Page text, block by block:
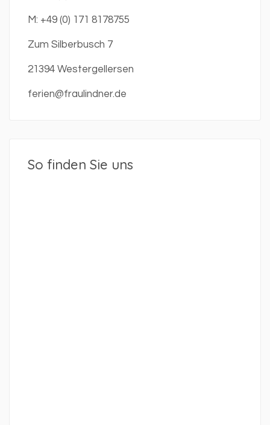
M: +49 (0) 171 8178755
Zum Silberbusch 7
21394 Westergellersen
ferien@fraulindner.de
So finden Sie uns